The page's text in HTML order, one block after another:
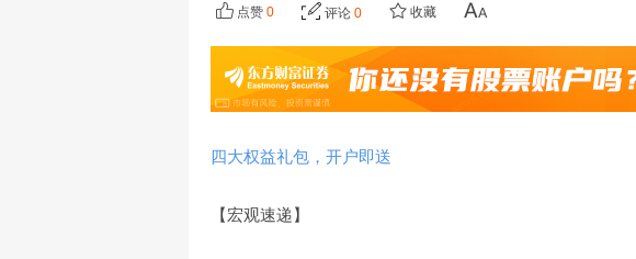
点赞 0 评论 0 收藏
四大权益礼包，开户即送
【宏观速递】